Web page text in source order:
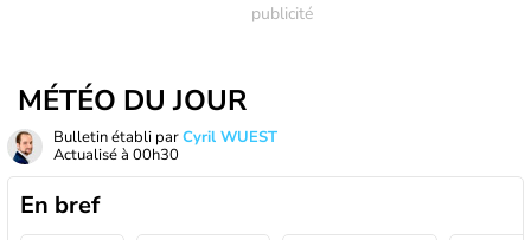
MÉTÉO DU JOUR
Bulletin établi parCyril WUEST
Actualisé à 00h30
En bref